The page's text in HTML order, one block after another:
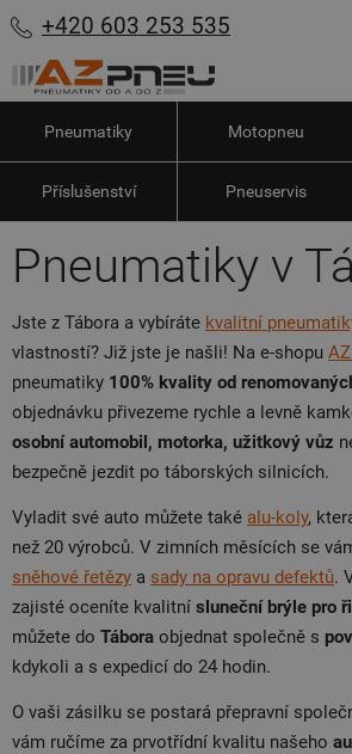
+420 603 253 535
Pneumatiky Motopneu
Příslušenství Pneuservis
Pneumatiky v
Jste z Tábora a vybíráte kvalitní
vlastností? Již jste je našli! Na e-shopu
pneumatiky 100% kvality od
objednávku přivezeme rychle a levně
osobní automobil, motorka, užitkový vůz
bezpečně jezdit po táborských silnicích.
Vyladit své auto můžete také alu-koly,
než 20 výrobců. V zimních měsících se
sněhové řetězy a sady na opravu defektů.
zajisté oceníte kvalitní sluneční brýle pro
můžete do Tábora objednat společně s
kdykoli a s expedicí do 24 hodin.
O vaši zásilku se postará přepravní
vám ručíme za prvotřídní kvalitu našeho